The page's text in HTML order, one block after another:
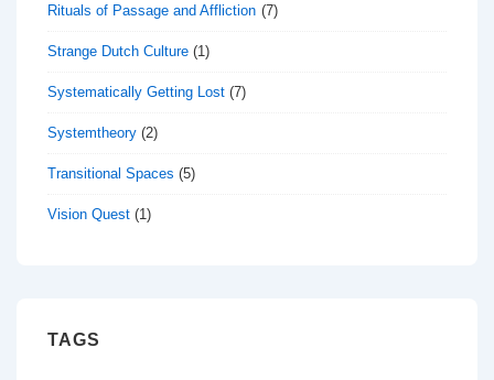
Rituals of Passage and Affliction (7)
Strange Dutch Culture (1)
Systematically Getting Lost (7)
Systemtheory (2)
Transitional Spaces (5)
Vision Quest (1)
TAGS